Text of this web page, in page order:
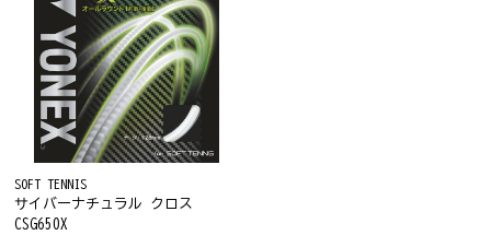
SOFT TENNIS
サイバーナチュラル クロス
CSG650X